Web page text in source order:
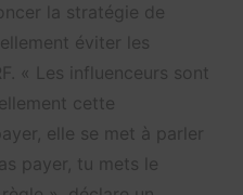
la stratégie de
éviter les
« Les influenceurs sont
cette
elle se met à parler
payer, tu mets le